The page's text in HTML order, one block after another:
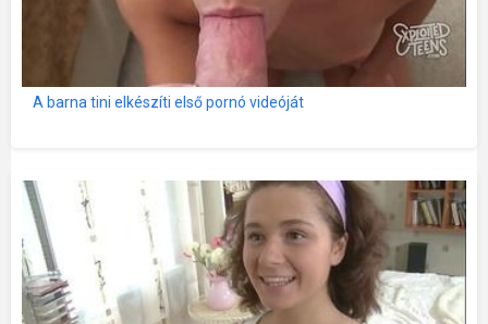
A barna tini elkészíti első pornó videóját